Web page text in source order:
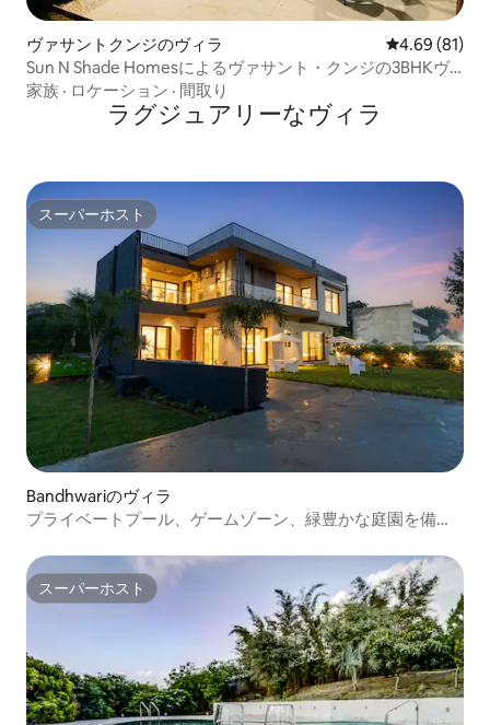
ヴァサントクンジのヴィラ レビュー81
4.69 (81)
Sun N Shade Homesによるヴァサント・クンジの3BHKヴ
ィラ
家族 · ロケーション · 間取り
ラグジュアリーなヴィラ
スーパーホスト
スーパーホスト
Bandhwariのヴィラ
プライベートプール、ゲームゾーン、緑豊かな庭園を備え
スーパーホスト
スーパーホスト